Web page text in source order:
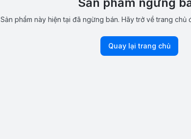
Sản phẩm này hiện tại đã ngừng bán. Hãy trở về trang chủ
Quay lại trang chủ